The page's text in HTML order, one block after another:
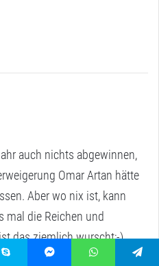
auch nichts abgewinnen,
Omar Artan hätte
Aber wo nix ist, kann
mal die Reichen und
das ziemlich wurscht;-)
Aufmerksamkeit